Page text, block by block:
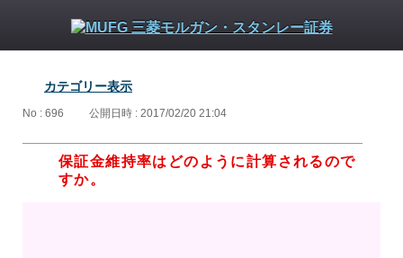
カテゴリー表示
No : 696 公開日時 : 2017/02/20 21:04
保証金維持率はどのように計算されるので
すか。